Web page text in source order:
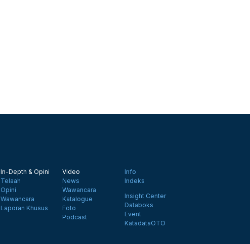
In-Depth & Opini
Telaah
Opini
Wawancara
Laporan Khusus
Video
News
Wawancara
Katalogue
Foto
Podcast
Info
Indeks
Insight Center
Databoks
Event
KatadataOTO